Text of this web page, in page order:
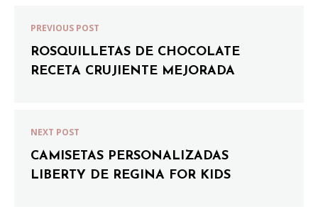
PREVIOUS POST
ROSQUILLETAS DE CHOCOLATE
RECETA CRUJIENTE MEJORADA
NEXT POST
CAMISETAS PERSONALIZADAS
LIBERTY DE REGINA FOR KIDS